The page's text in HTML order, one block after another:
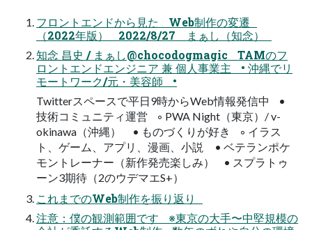
フロントエンドから見た Web制作の変遷
（2022年版） 2022/8/27 まぁし（知念）
知念 昌史 / まぁし@chocodogmagic TAMのフ
ロントエンドエンジニア 兼 個人事業主 • 沖縄でリ
モートワーク/元・美容師 •
Twitterスペースで平日9時からWeb情報発信中 •
技術コミュニティ運営 ◦ PWA Night（東京）/ v-
okinawa（沖縄） • ものづくりが好き ◦ イラス
ト、ゲーム、アプリ、漫画、小説 • ベテランポケ
モントレーナー（新作発売楽しみ） • スプラトゥ
ーン3期待（2のウデマエS+）
これまでのWeb制作を振り返り
注意：僕の観測範囲です ※東京の大手〜中堅規模の